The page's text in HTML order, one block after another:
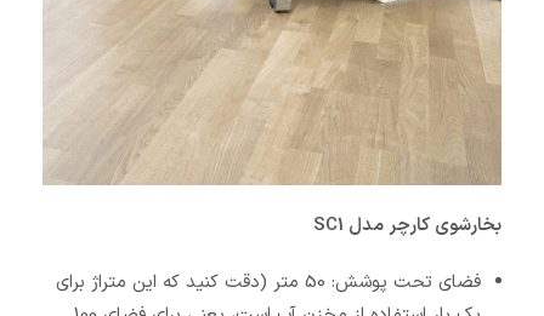
بخارشوی کارچر مدل SC1
فضای تحت پوشش: 50 متر (دقت کنید که این متراژ برای